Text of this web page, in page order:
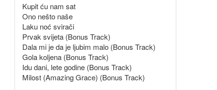
Kupit ću nam sat
Ono nešto naše
Laku noć svirači
Prvak svijeta (Bonus Track)
Dala mi je da je ljubim malo (Bonus Track)
Gola koljena (Bonus Track)
Idu dani, lete godine (Bonus Track)
Milost (Amazing Grace) (Bonus Track)